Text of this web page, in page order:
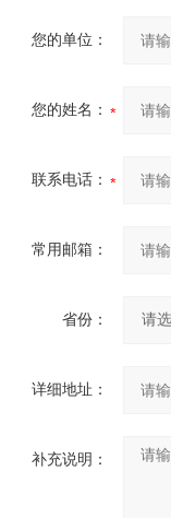
您的单位：
您的姓名：
联系电话：
常用邮箱：
省份：
详细地址：
补充说明：